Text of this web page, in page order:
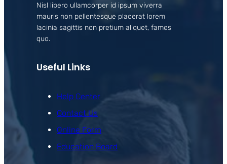
Nisl libero ullamcorper id ipsum viverra
mauris non pellentesque placerat lorem
lacinia sagittis non pretium aliquet, fames
quo.
Useful Links
Help Center
Contact Us
Online Form
Education Board